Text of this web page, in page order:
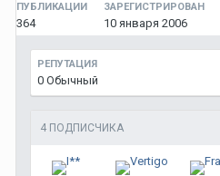
ПУБЛИКАЦИИ
364
ЗАРЕГИСТРИРОВАН
10 января 2006
РЕПУТАЦИЯ
0 Обычный
4 ПОДПИСЧИКА